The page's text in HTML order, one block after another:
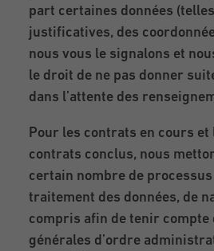
part certaines données
justificatives, des
nous vous le signalons et
le droit de ne pas donner
dans l’attente des
Pour les contrats en cours et
contrats conclus, nous
certain nombre de
traitement des données, de
compris afin de tenir compte
générales d’ordre